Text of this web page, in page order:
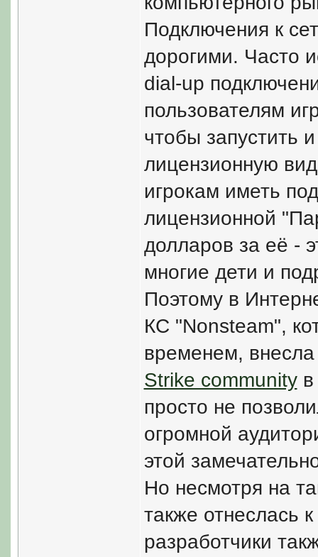
Подключения к
дорогими. Часто
dial-up
пользователям
чтобы запустить
лицензионную
игрокам иметь
лицензионной
долларов за её -
многие дети и
Поэтому в
КС "Nonsteam",
временем,
Strike communityв
просто не
огромной
этой
Но несмотря на
также отнеслась
разработчики